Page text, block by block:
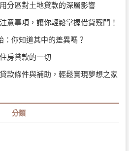
分區對土地貸款的深層影響
意事項，讓你輕鬆掌握借貸竅門！
：你知道其中的差異嗎？
房貸款的一切
款條件與補助，輕鬆實現夢想之家
分類